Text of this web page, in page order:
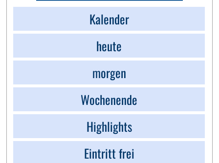
Kalender
heute
morgen
Wochenende
Highlights
Eintritt frei